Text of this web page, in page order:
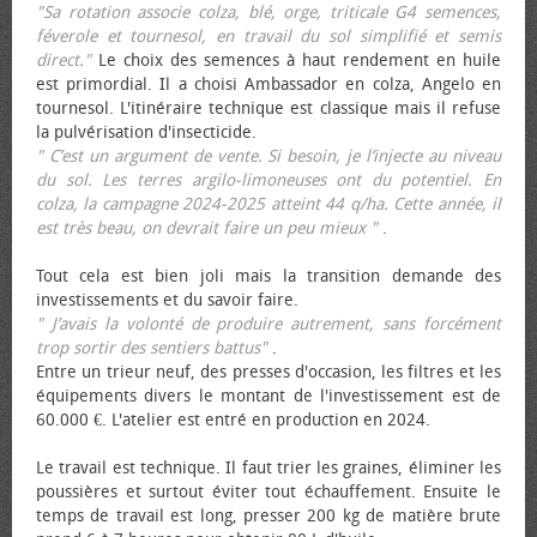
"Sa rotation associe colza, blé, orge, triticale G4 semences,
féverole et tournesol, en travail du sol simplifié et semis
direct."Le choix des semences à haut rendement en huile
est primordial. Il a choisi Ambassador en colza, Angelo en
tournesol. L'itinéraire technique est classique mais il refuse
la pulvérisation d'insecticide.
" C’est un argument de vente. Si besoin, je l’injecte au niveau
du sol. Les terres argilo-limoneuses ont du potentiel. En
colza, la campagne 2024-2025 atteint 44 q/ha. Cette année, il
est très beau, on devrait faire un peu mieux ".
Tout cela est bien joli mais la transition demande des
investissements et du savoir faire.
" J’avais la volonté de produire autrement, sans forcément
trop sortir des sentiers battus".
Entre un trieur neuf, des presses d'occasion, les filtres et les
équipements divers le montant de l'investissement est de
60.000 €. L'atelier est entré en production en 2024.
Le travail est technique. Il faut trier les graines, éliminer les
poussières et surtout éviter tout échauffement. Ensuite le
temps de travail est long, presser 200 kg de matière brute